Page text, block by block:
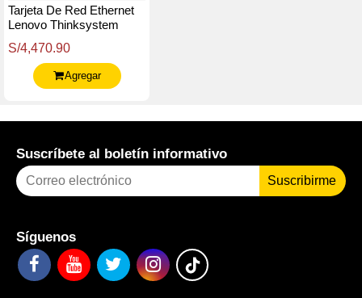
Tarjeta De Red Ethernet
Lenovo Thinksystem
25Gbe Sfp28 2-Port Pcie
S/4,470.90
Agregar
Suscríbete al boletín informativo
Suscribirme
Síguenos